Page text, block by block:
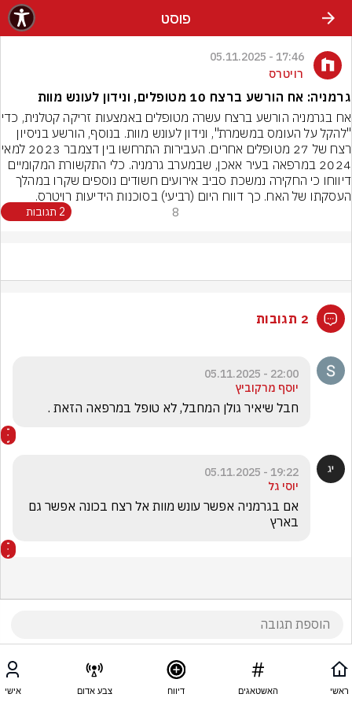
פוסט
17:46 - 05.11.2025
רויטרס
גרמניה: אח הורשע ברצח 10 מטופלים, ונידון לעונש מוות
העסקתו של האח. כך דווח היום (רביעי) בסוכנות הידיעות רויטרס.
8 2 תגובות
2 תגובות
22:00 - 05.11.2025
יוסף מרקוביץ
חבל שיאיר גולן המחבל, לא טופל במרפאה הזאת .
19:22 - 05.11.2025
יוסי גל
בארץ
ראשי האשטאגים דיווח צבע אדום אישי